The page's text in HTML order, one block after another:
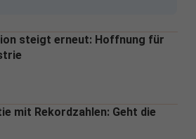
steigt erneut: Hoffnung für
mit Rekordzahlen: Geht die